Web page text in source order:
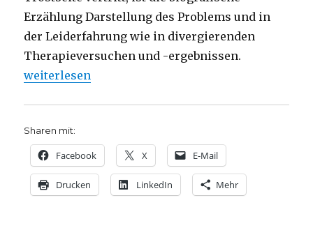
Erzählung Darstellung des Problems und in
der Leiderfahrung wie in divergierenden
Therapieversuchen und -ergebnissen.
„Das Schwere leicht nehmen, Rezension von
weiterlesen
Sharen mit:
Facebook X E-Mail
Drucken LinkedIn Mehr